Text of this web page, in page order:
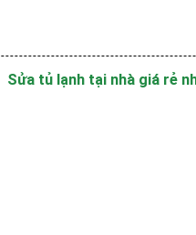
Sửa tủ lạnh tại nhà giá rẻ